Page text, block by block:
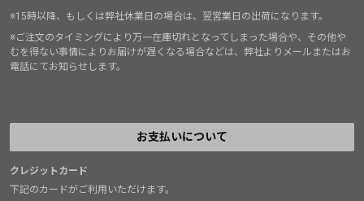
※15時以降、もしくは弊社休業日の場合は、翌営業日の出荷になります。
※ご注文のタイミングにより万一在庫切れとなってしまった場合や、その他や
むを得ない事情によりお届けが遅くなる場合などは、弊社よりメールまたはお
電話にてお知らせします。
お支払いについて
クレジットカード
下記のカードがご利用いただけます。